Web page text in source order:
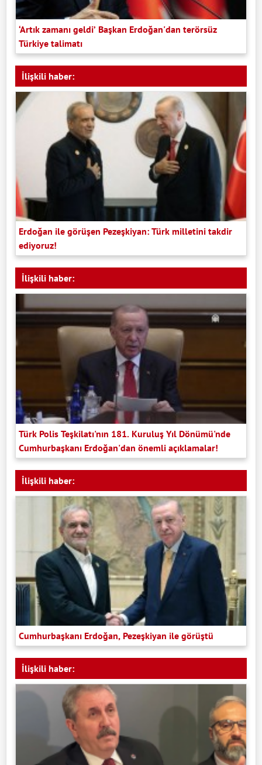
‘Artık zamanı geldi’ Başkan Erdoğan'dan terörsüz
Türkiye talimatı
İlişkili haber:
Erdoğan ile görüşen Pezeşkiyan: Türk milletini takdir
ediyoruz!
İlişkili haber:
Türk Polis Teşkilatı'nın 181. Kuruluş Yıl Dönümü'nde
Cumhurbaşkanı Erdoğan'dan önemli açıklamalar!
İlişkili haber:
Cumhurbaşkanı Erdoğan, Pezeşkiyan ile görüştü
İlişkili haber: